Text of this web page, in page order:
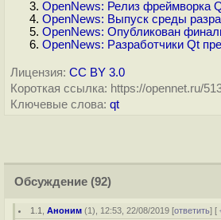
OpenNews: Релиз фреймворка
OpenNews: Выпуск среды
OpenNews: Опубликован
OpenNews: Разработчики Qt
Лицензия: CC BY 3.0
Короткая ссылка: https://opennet.ru/
Ключевые слова: qt
Обсуждение (92)
1.1 ,Аноним (1), 12:53, 22/08/2019 [ответить] [